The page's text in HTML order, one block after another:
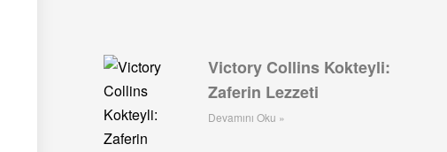
Victory Collins Kokteyli:
Zaferin Lezzeti
Devamını Oku »